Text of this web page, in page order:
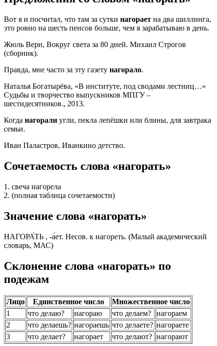
Вот я и посчитал, что там за сутки нагорает на два шиллинга,
это ровно на шесть пенсов больше, чем я зарабатываю в день.
Жюль Верн, Вокруг света за 80 дней. Михаил Строгов
(сборник).
Правда, мне часто за эту газету нагорало.
Наталья Богатырёва, «В институте, под сводами лестниц…»
Судьбы и творчество выпускников МПГУ –
шестидесятников., 2013.
Когда нагорали угли, пекла лепёшки или блины, для завтрака
семьи.
Иван Паластров, Иванкино детство.
Сочетаемость слова «нагорать»
1. свеча нагорела
2. (полная таблица сочетаемости)
Значение слова «нагорать»
НАГОРА́ТЬ , -а́ет. Несов. к нагореть. (Малый академический
словарь, МАС)
Склонение слова «нагорать» по
подежам
Лицо Единственное число
Множественное число
1
что делаю? нагораю что делаем?
нагораем
2
что делаешь? нагораешь что делаете? нагораете
3
что делает? нагорает что делают? нагорают